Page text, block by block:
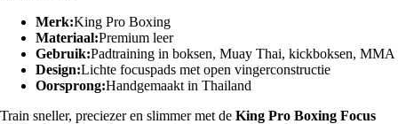
Merk:King Pro Boxing
Materiaal:Premium leer
Gebruik:Padtraining in boksen, Muay Thai, kickboksen, MMA
Design:Lichte focuspads met open vingerconstructie
Oorsprong:Handgemaakt in Thailand
Train sneller, preciezer en slimmer met de King Pro Boxing Focus